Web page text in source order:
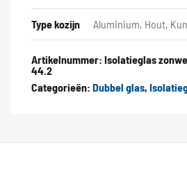
Type kozijn Aluminium, Hout,
Artikelnummer: Isolatieglas
44.2
Categorieën: Dubbel glas,